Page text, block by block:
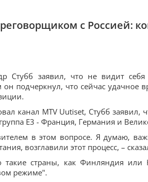
с Россией:
Стубб заявил, что не видит
подчеркнул, что сейчас удачное
канал MTV Uutiset, Стубб заявил,
E3 - Франция, Германия и
в этом вопросе. Я думаю,
возглавили этот процесс, –
страны, как Финляндия или
режиме".